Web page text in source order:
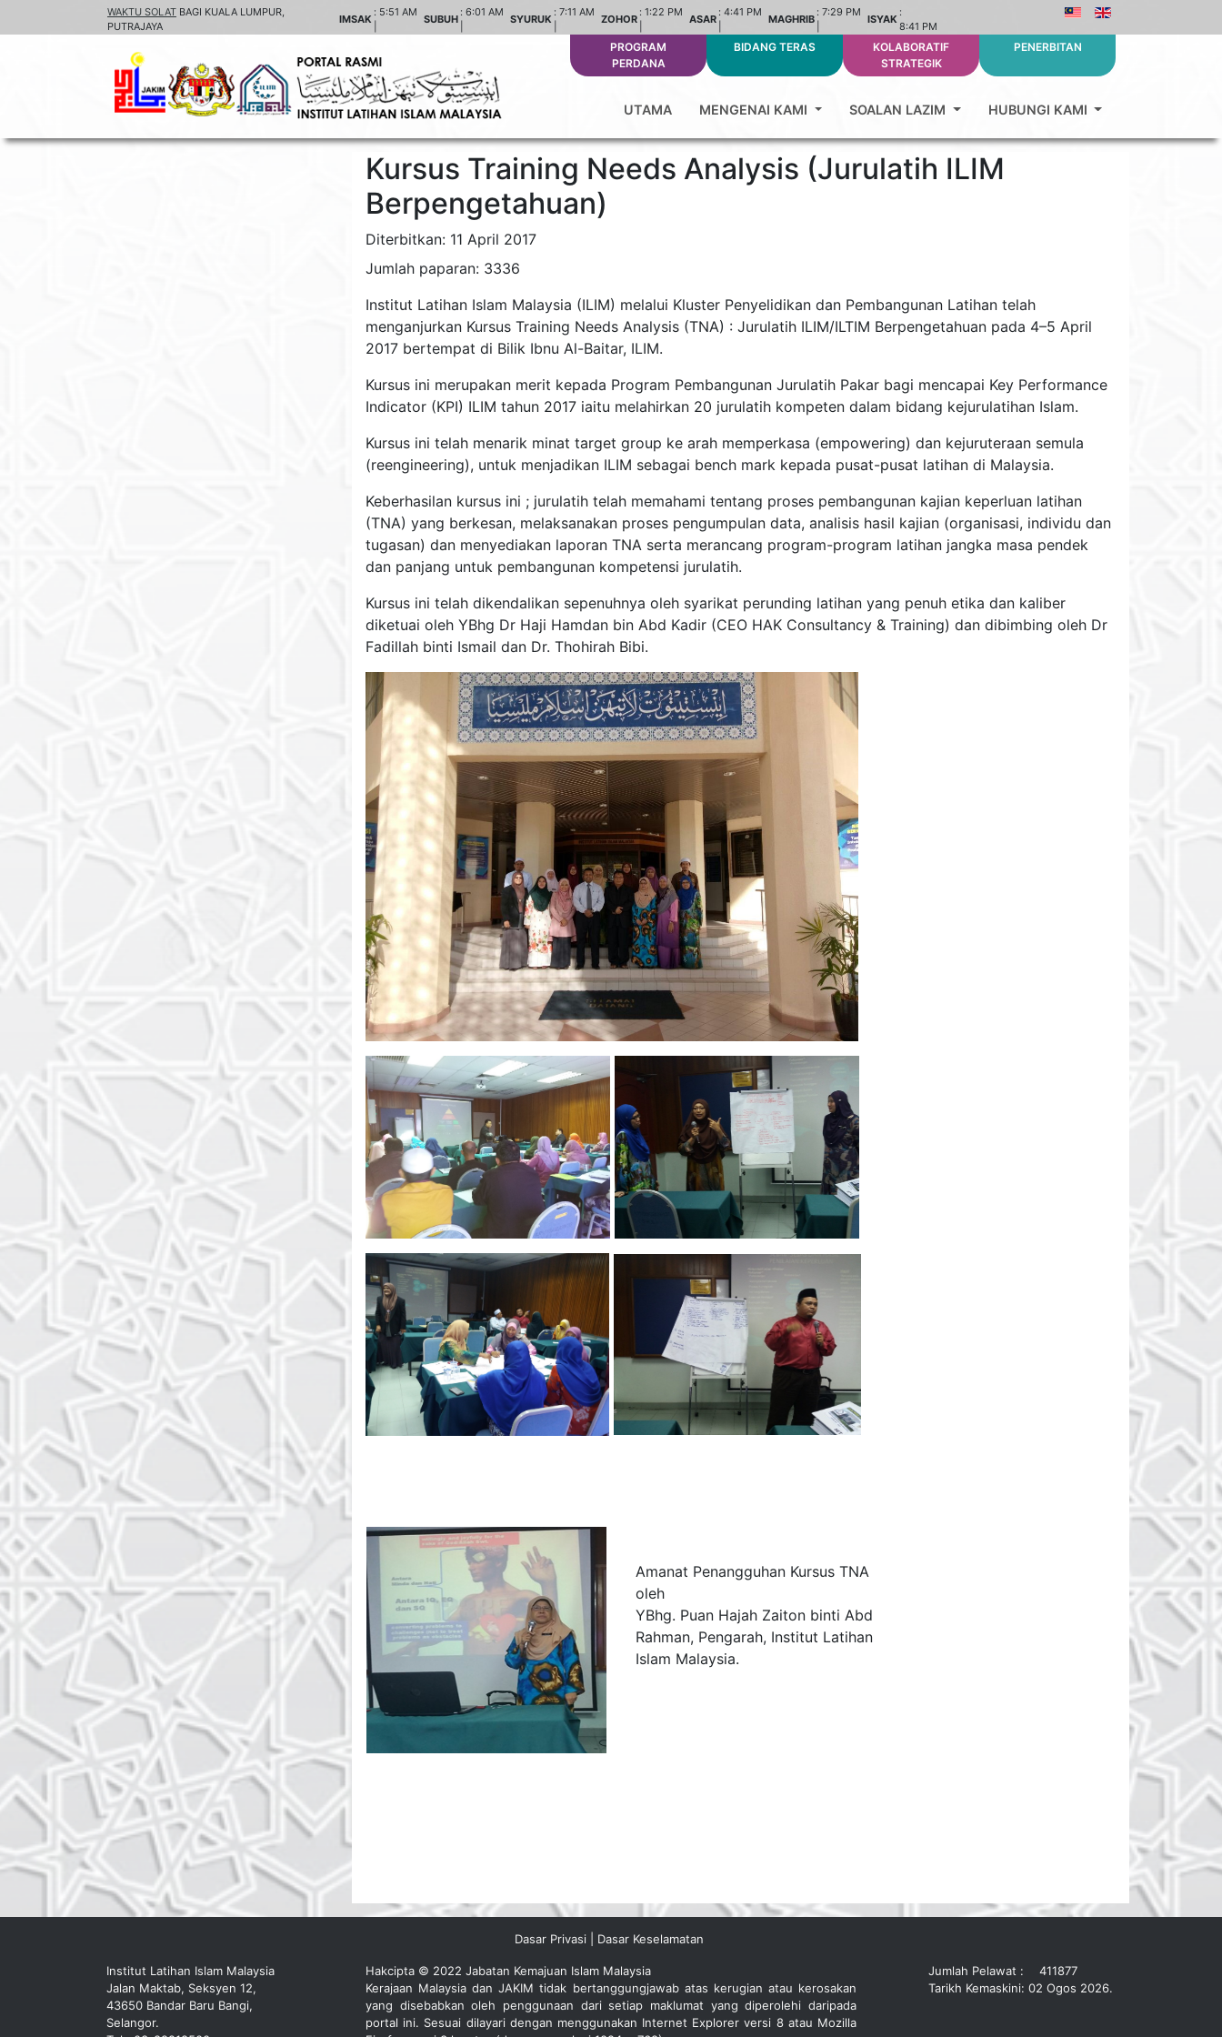
WAKTU SOLAT BAGI KUALA LUMPUR,
PUTRAJAYA
IMSAK
: 5:51 AM
SUBUH
: 6:01 AM
SYURUK
: 7:11 AM
ZOHOR
: 1:22 PM
ASAR
: 4:41 PM
MAGHRIB
: 7:29 PM
ISYAK
:
8:41 PM
PROGRAM
PERDANA
BIDANG TERAS
KOLABORATIF
STRATEGIK
PENERBITAN
UTAMA MENGENAI KAMI SOALAN LAZIM HUBUNGI KAMI
Kursus Training Needs Analysis (Jurulatih ILIM
Berpengetahuan)
Diterbitkan: 11 April 2017
Jumlah paparan: 3336
Institut Latihan Islam Malaysia (ILIM) melalui Kluster Penyelidikan dan Pembangunan Latihan telah
menganjurkan Kursus Training Needs Analysis (TNA) : Jurulatih ILIM/ILTIM Berpengetahuan pada 4–5 April
2017 bertempat di Bilik Ibnu Al-Baitar, ILIM.
Kursus ini merupakan merit kepada Program Pembangunan Jurulatih Pakar bagi mencapai Key Performance
Indicator (KPI) ILIM tahun 2017 iaitu melahirkan 20 jurulatih kompeten dalam bidang kejurulatihan Islam.
Kursus ini telah menarik minat target group ke arah memperkasa (empowering) dan kejuruteraan semula
(reengineering), untuk menjadikan ILIM sebagai bench mark kepada pusat-pusat latihan di Malaysia.
Keberhasilan kursus ini ; jurulatih telah memahami tentang proses pembangunan kajian keperluan latihan
(TNA) yang berkesan, melaksanakan proses pengumpulan data, analisis hasil kajian (organisasi, individu dan
tugasan) dan menyediakan laporan TNA serta merancang program-program latihan jangka masa pendek
dan panjang untuk pembangunan kompetensi jurulatih.
Kursus ini telah dikendalikan sepenuhnya oleh syarikat perunding latihan yang penuh etika dan kaliber
diketuai oleh YBhg Dr Haji Hamdan bin Abd Kadir (CEO HAK Consultancy & Training) dan dibimbing oleh Dr
Fadillah binti Ismail dan Dr. Thohirah Bibi.
Amanat Penangguhan Kursus TNA
oleh
YBhg. Puan Hajah Zaiton binti Abd
Rahman, Pengarah, Institut Latihan
Islam Malaysia.
Dasar Privasi Dasar Keselamatan
Institut Latihan Islam Malaysia
Jalan Maktab, Seksyen 12,
43650 Bandar Baru Bangi,
Selangor.
Hakcipta © 2022 Jabatan Kemajuan Islam Malaysia
Kerajaan Malaysia dan JAKIM tidak bertanggungjawab atas kerugian atau kerosakan
yang disebabkan oleh penggunaan dari setiap maklumat yang diperolehi daripada
portal ini. Sesuai dilayari dengan menggunakan Internet Explorer versi 8 atau Mozilla
Jumlah Pelawat :
411877
Tarikh Kemaskini: 02 Ogos 2026.